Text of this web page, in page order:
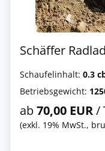
Schäffer
Schaufelinhalt: 0.3
Betriebsgewicht:
ab70,00 EUR/
(exkl. 19% MwSt.,